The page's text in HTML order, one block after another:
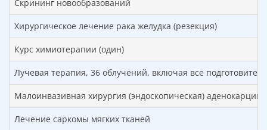
Костная саркома может возникать в
любом возрасте, однако 65%
заболеваний происходит в юном
возрасте в конце полового созревания.
Скрининг новообразований
Хирургическое лечение рака желудка (резекция)
Курс химиотерапии (один)
Лучевая терапия, 36 облучений, включая все
Малоинвазивная хирургия (эндоскопическая)
Лечение саркомы мягких тканей